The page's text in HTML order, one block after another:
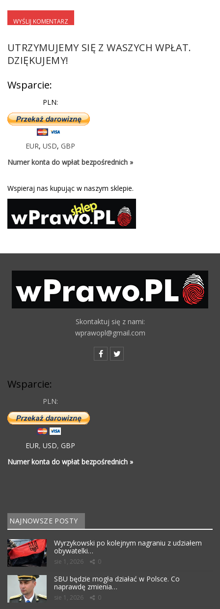
UTRZYMUJEMY SIĘ Z WASZYCH WPŁAT.
DZIĘKUJEMY!
Wsparcie:
PLN:
EUR, USD, GBP
Numer konta do wpłat bezpośrednich »
Wspieraj nas kupując w naszym sklepie.
Skontaktuj się z nami:
wprawopl@gmail.com
Wsparcie:
PLN:
EUR, USD, GBP
Numer konta do wpłat bezpośrednich »
NAJNOWSZE POSTY
Wyrzykowski po kolejnym nagraniu z udziałem
obywatelki…
sie 1, 2026 0
SBU będzie mogła działać w Polsce. Co
naprawdę zmienia…
sie 1, 2026 0